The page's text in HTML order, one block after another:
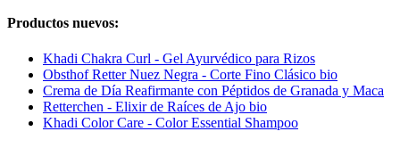
Productos nuevos:
Khadi Chakra Curl - Gel Ayurvédico para Rizos
Obsthof Retter Nuez Negra - Corte Fino Clásico bio
Crema de Día Reafirmante con Péptidos de Granada y Maca
Retterchen - Elixir de Raíces de Ajo bio
Khadi Color Care - Color Essential Shampoo